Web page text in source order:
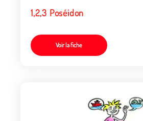
1,2,3 Poséidon
Voir la fiche